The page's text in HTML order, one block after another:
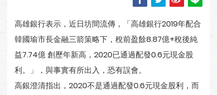
高雄銀行表示，近日坊間流傳，「高雄銀行2019年配合
韓國瑜市長金融三箭策略下，稅前盈餘8.87億+稅後純
益7.74億 創歷年新高，2020已通過配發0.6元現金股
利。」，與事實有所出入，恐有誤會。
高銀澄清指出，2020不是通過配發0.6元現金股利，而